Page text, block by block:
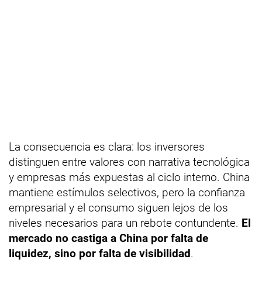
La consecuencia es clara: los inversores
distinguen entre valores con narrativa tecnológica
y empresas más expuestas al ciclo interno. China
mantiene estímulos selectivos, pero la confianza
empresarial y el consumo siguen lejos de los
niveles necesarios para un rebote contundente. El
mercado no castiga a China por falta de
liquidez, sino por falta de visibilidad.